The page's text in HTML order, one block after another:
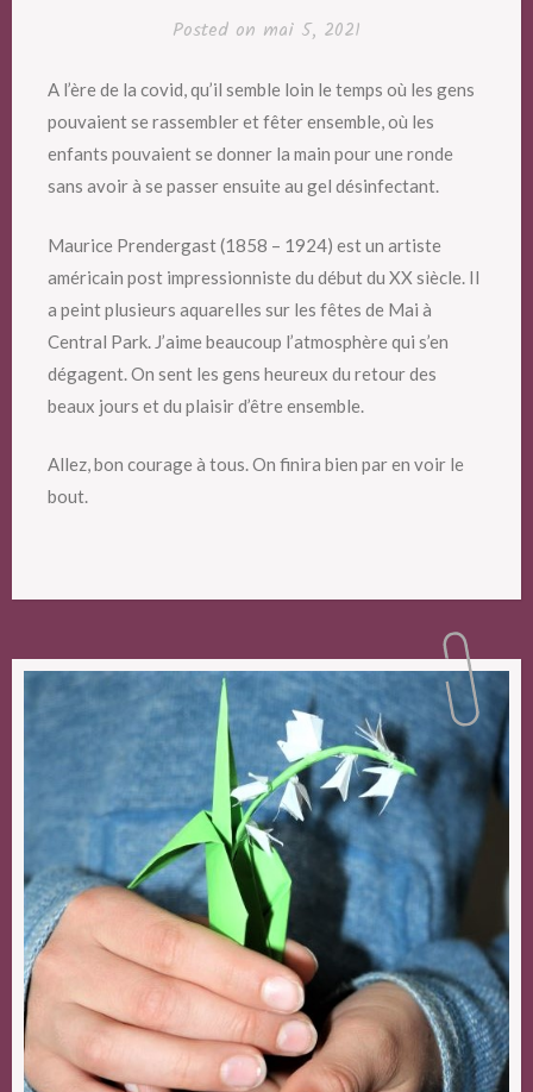
Posted on mai 5, 2021
A l’ère de la covid, qu’il semble loin le temps où les gens
pouvaient se rassembler et fêter ensemble, où les
enfants pouvaient se donner la main pour une ronde
sans avoir à se passer ensuite au gel désinfectant.
Maurice Prendergast (1858 – 1924) est un artiste
américain post impressionniste du début du XX siècle. Il
a peint plusieurs aquarelles sur les fêtes de Mai à
Central Park. J’aime beaucoup l’atmosphère qui s’en
dégagent. On sent les gens heureux du retour des
beaux jours et du plaisir d’être ensemble.
Allez, bon courage à tous. On finira bien par en voir le
bout.